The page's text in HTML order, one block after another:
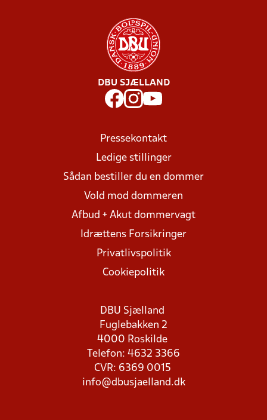
DBU SJÆLLAND
Pressekontakt
Ledige stillinger
Sådan bestiller du en dommer
Vold mod dommeren
Afbud + Akut dommervagt
Idrættens Forsikringer
Privatlivspolitik
Cookiepolitik
DBU Sjælland
Fuglebakken 2
4000 Roskilde
Telefon: 4632 3366
CVR: 6369 0015
info@dbusjaelland.dk